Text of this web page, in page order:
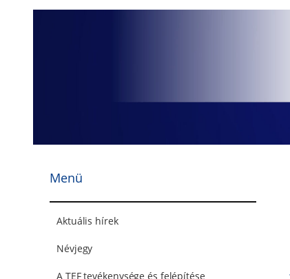
Menü
Aktuális hírek
Névjegy
A TEF tevékenysége és felépítése